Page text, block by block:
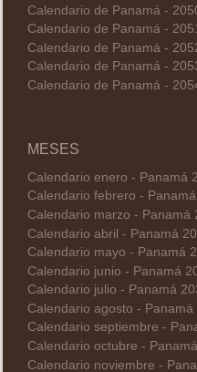
Calendario de Panamá -
Calendario de Panamá -
Calendario de Panamá -
Calendario de Panamá -
Calendario de Panamá -
MESES
Calendario enero - Panamá
Calendario febrero -
Calendario marzo - Panamá
Calendario abril - Panamá
Calendario mayo - Panamá
Calendario junio - Panamá
Calendario julio - Panamá
Calendario agosto - Panamá
Calendario septiembre -
Calendario octubre -
Calendario noviembre -